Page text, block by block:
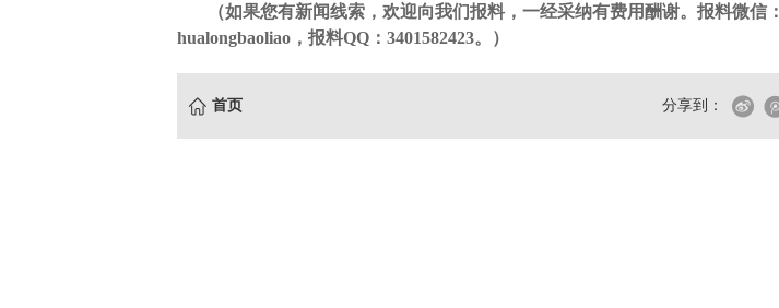
（如果您有新闻线索，欢迎向我们报料，一经采纳有费用酬谢。报料微信：
hualongbaoliao，报料QQ：3401582423。）
首页 分享到：